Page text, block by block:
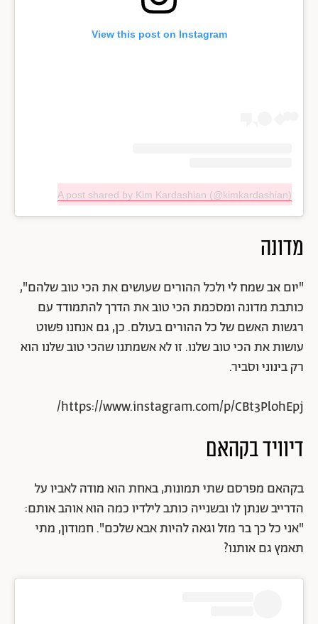
View this post on Instagram
A post shared by Kim Kardashian (@kimkardashian)
מדונה
"יום אב שמח לי ולכל ההורים שעושים את הכי טוב שלהם",
כותבת מדונה ומסכמת הכי טוב את הדרך להתמודד עם
רגשות האשם של כל ההורים בעולם. כן, גם אנחנו פשוט
עושות את הכי טוב שלנו. זו לא אשמתנו שהכי טוב שלנו הוא
רק בינוני וסביר.
https://www.instagram.com/p/CBt3PlohEpj/
דיוויד בקהאם
בקהאם מפרסם שתי תמונות, באחת הוא מודה לאביו על
הדרייב שנתן לו ובשנייה כותב לילדיו כמה הוא אוהב אותם:
"אני כל כך בר מזל וגאה להיות אבא שלכם". חמודון, מתי
תאמץ גם אותנו?